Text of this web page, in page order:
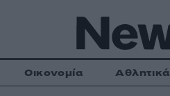
Οικονομία Αθλητικά